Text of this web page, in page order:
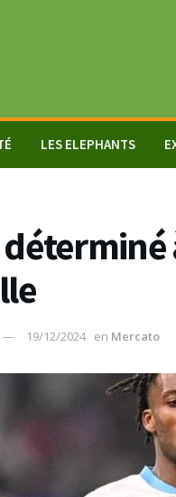
LES ELEPHANTS
19/12/2024 en Mercato